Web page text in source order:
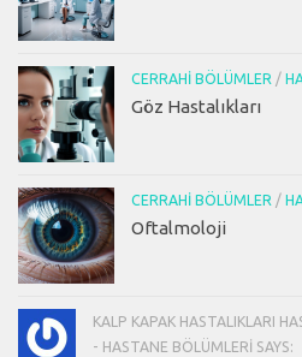
CERRAHI BÖLÜMLER /
Göz Hastalıkları
CERRAHI BÖLÜMLER /
Oftalmoloji
KALP KAPAK HASTALIKLARI
- HASTANE BÖLÜMLERI SAYS: